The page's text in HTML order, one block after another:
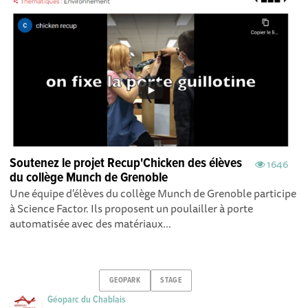
1646
Soutenez le projet Recup'Chicken des élèves
du collège Munch de Grenoble
Une équipe d'élèves du collège Munch de Grenoble participe
à Science Factor. Ils proposent un poulailler à porte
automatisée avec des matériaux...
GEOPARK STAGE
Géoparc du Chablais